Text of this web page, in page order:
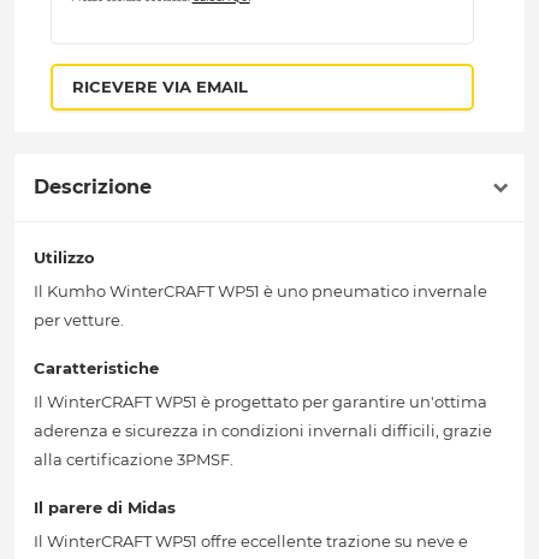
RICEVERE VIA EMAIL
Descrizione
Utilizzo
Il Kumho WinterCRAFT WP51 è uno pneumatico invernale
per vetture.
Caratteristiche
Il WinterCRAFT WP51 è progettato per garantire un'ottima
aderenza e sicurezza in condizioni invernali difficili, grazie
alla certificazione 3PMSF.
Il parere di Midas
Il WinterCRAFT WP51 offre eccellente trazione su neve e